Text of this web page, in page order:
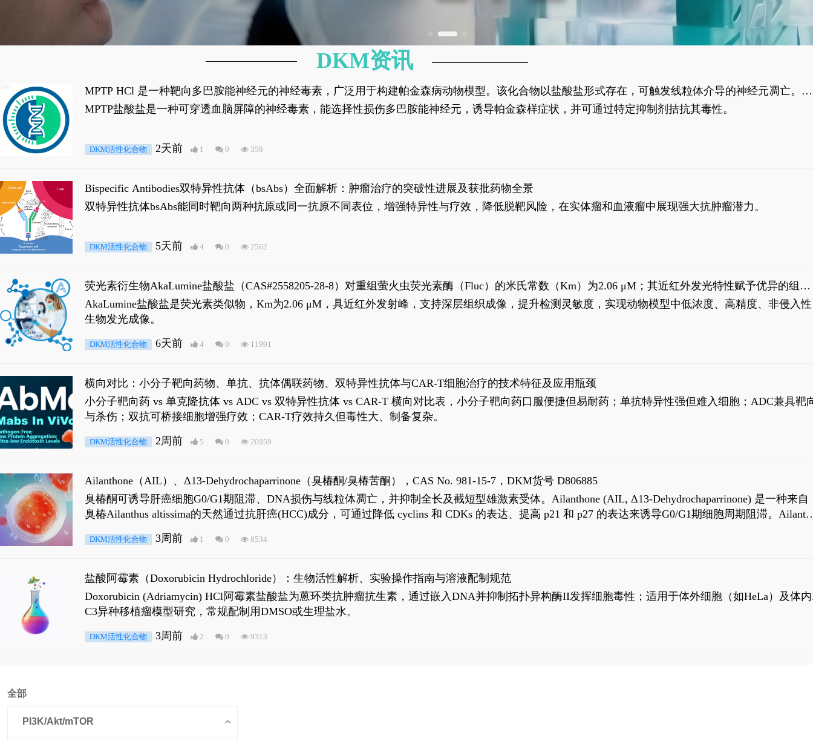
MPTP HCl 是一种靶向多巴胺能神经元的神经毒素，广泛用于构建帕金森病动物模型。该化合物以盐酸盐形式存在，可触发线粒体介导的神经元凋亡。其
经典应用即为选择性损毁中脑黑质致密部多巴胺能神经元，从而可靠模拟帕金森病的核心病理与行为表型。
MPTP盐酸盐是一种可穿透血脑屏障的神经毒素，能选择性损伤多巴胺能神经元，诱导帕金森样症状，并可通过特定抑制剂拮抗其毒性。
DKM活性化合物 2天前 1 0 358
Bispecific Antibodies双特异性抗体（bsAbs）全面解析：肿瘤治疗的突破性进展及获批药物全景
双特异性抗体bsAbs能同时靶向两种抗原或同一抗原不同表位，增强特异性与疗效，降低脱靶风险，在实体瘤和血液瘤中展现强大抗肿瘤潜力。
DKM活性化合物 5天前 4 0 2562
荧光素衍生物AkaLumine盐酸盐（CAS#2558205-28-8）对重组萤火虫荧光素酶（Fluc）的米氏常数（Km）为2.06 μM；其近红外发光特性赋予优异的组织
穿透能力，大幅增强成像信噪比，从而实现活体动物模型中极低给药剂量下的高灵敏度、非侵入式生物发光动态追踪。
AkaLumine盐酸盐是荧光素类似物，Km为2.06 μM，具近红外发射峰，支持深层组织成像，提升检测灵敏度，实现动物模型中低浓度、高精度、非侵入性
生物发光成像。
DKM活性化合物 6天前 4 0 11991
横向对比：小分子靶向药物、单抗、抗体偶联药物、双特异性抗体与CAR-T细胞治疗的技术特征及应用瓶颈
小分子靶向药 vs 单克隆抗体 vs ADC vs 双特异性抗体 vs CAR-T 横向对比表，小分子靶向药口服便捷但易耐药；单抗特异性强但难入细胞；ADC兼具靶
与杀伤；双抗可桥接细胞增强疗效；CAR-T疗效持久但毒性大、制备复杂。
DKM活性化合物 2周前 5 0 20959
Ailanthone（AIL）、Δ13-Dehydrochaparrinone（臭椿酮/臭椿苦酮），CAS No. 981-15-7，DKM货号 D806885
臭椿酮可诱导肝癌细胞G0/G1期阻滞、DNA损伤与线粒体凋亡，并抑制全长及截短型雄激素受体。Ailanthone (AIL, Δ13-Dehydrochaparrinone) 是一种来自
臭椿Ailanthus altissima的天然通过抗肝癌(HCC)成分，可通过降低 cyclins 和 CDKs 的表达、提高 p21 和 p27 的表达来诱导G0/G1期细胞周期阻滞。
是全长 Androgen Receptor (AR-FL)和组成型活性截断AR剪接变体(AR-Vs, AR1-651)的抑制剂，对应的IC50值分别为69 nM和309 nM。
DKM活性化合物 3周前 1 0 8534
盐酸阿霉素（Doxorubicin Hydrochloride）：生物活性解析、实验操作指南与溶液配制规范
Doxorubicin (Adriamycin) HCl阿霉素盐酸盐为蒽环类抗肿瘤抗生素，通过嵌入DNA并抑制拓扑异构酶II发挥细胞毒性；适用于体外细胞（如HeLa）及体内
C3异种移植瘤模型研究，常规配制用DMSO或生理盐水。
DKM活性化合物 3周前 2 0 9313
DKM资讯
全部
PI3K/Akt/mTOR